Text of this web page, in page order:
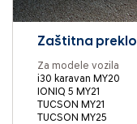
Zaštitna
Za modele vozila
i30 karavan MY20
IONIQ 5 MY21
TUCSON MY21
TUCSON MY25